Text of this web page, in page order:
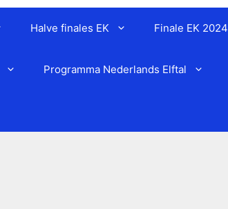
Halve finales EK Finale EK 2024
Programma Nederlands Elftal